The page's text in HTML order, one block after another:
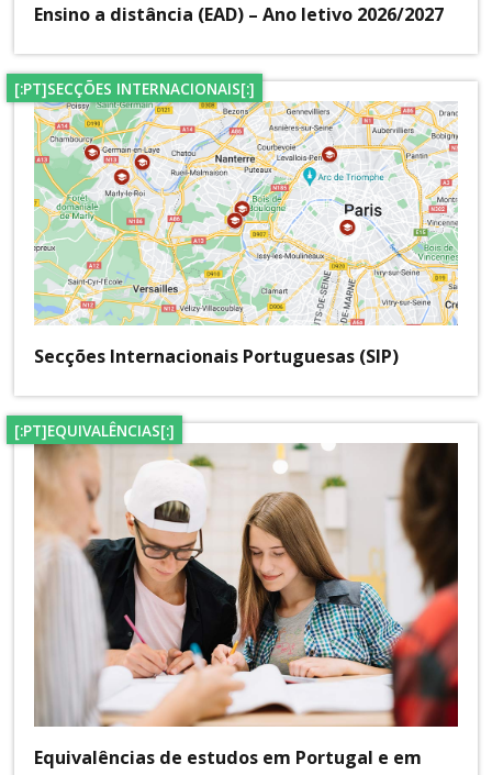
Ensino a distância (EAD) – Ano letivo 2026/2027
[:PT]SECÇÕES INTERNACIONAIS[:]
Secções Internacionais Portuguesas (SIP)
[:PT]EQUIVALÊNCIAS[:]
Equivalências de estudos em Portugal e em